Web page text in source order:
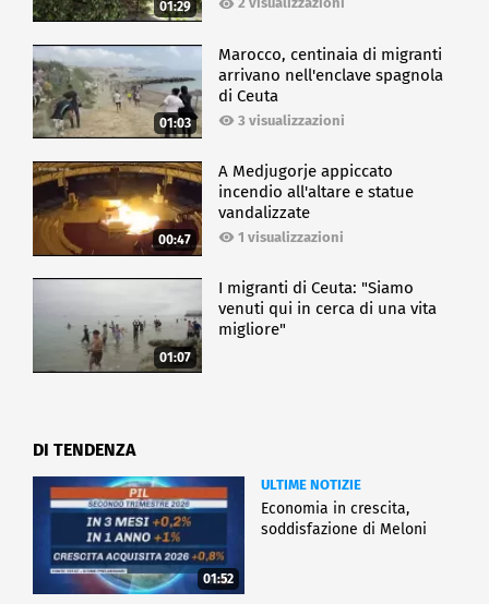
01:29
01:03
Marocco, centinaia di migranti
arrivano nell'enclave spagnola
di Ceuta
3 visualizzazioni
00:47
A Medjugorje appiccato
incendio all'altare e statue
vandalizzate
1 visualizzazioni
01:07
I migranti di Ceuta: "Siamo
venuti qui in cerca di una vita
migliore"
DI TENDENZA
01:52
ULTIME NOTIZIE
Economia in crescita,
soddisfazione di Meloni